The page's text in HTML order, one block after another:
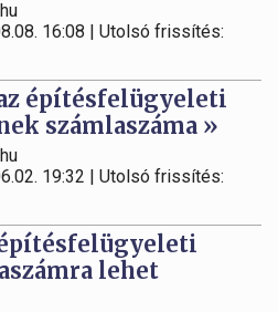
16:08 | Utolsó frissítés:
építésfelügyeleti
számlaszáma »
19:32 | Utolsó frissítés:
lehet